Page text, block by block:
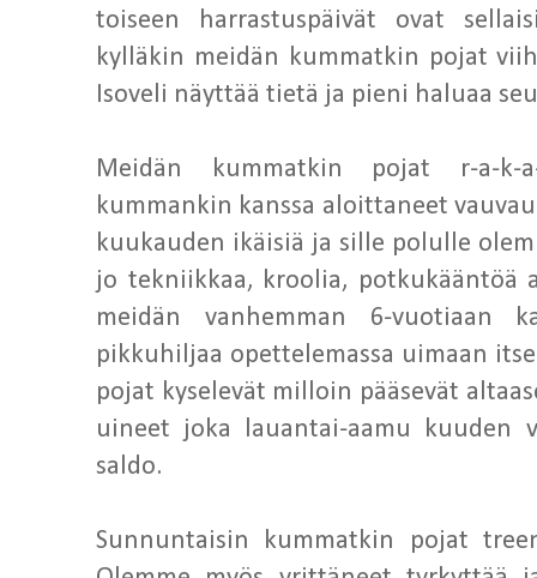
toiseen harrastuspäivät ovat
kylläkin meidän kummatkin pojat
Isoveli näyttää tietä ja pieni haluaa
Meidän kummatkin pojat r-a-k-
kummankin kanssa aloittaneet
kuukauden ikäisiä ja sille polulle
jo tekniikkaa, kroolia, potkukääntöä
meidän vanhemman 6-vuotiaan
pikkuhiljaa opettelemassa uimaan
pojat kyselevät milloin pääsevät
uineet joka lauantai-aamu kuuden
saldo.
Sunnuntaisin kummatkin pojat